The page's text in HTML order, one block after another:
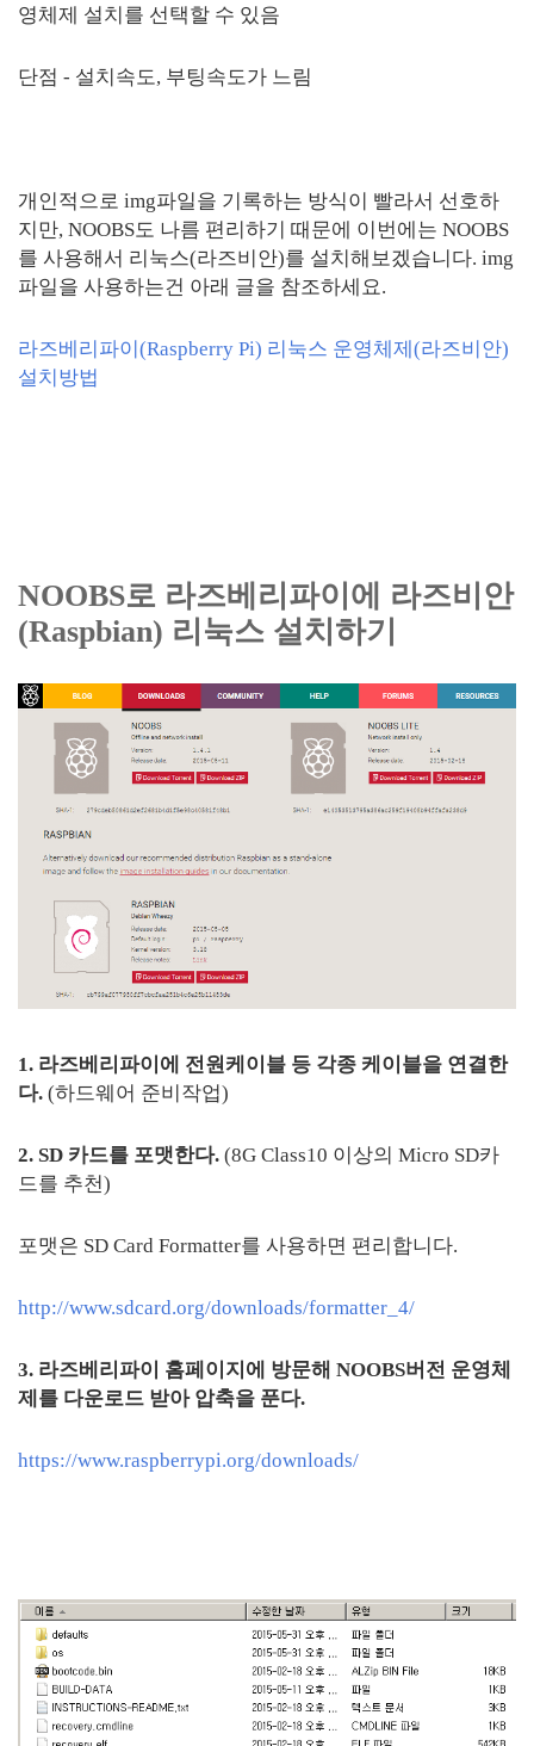
영체제 설치를 선택할 수 있음
단점 - 설치속도, 부팅속도가 느림
개인적으로 img파일을 기록하는 방식이 빨라서 선호하
지만, NOOBS도 나름 편리하기 때문에 이번에는 NOOBS
를 사용해서 리눅스(라즈비안)를 설치해보겠습니다. img
파일을 사용하는건 아래 글을 참조하세요.
라즈베리파이(Raspberry Pi) 리눅스 운영체제(라즈비안)
설치방법
NOOBS로 라즈베리파이에 라즈비안
(Raspbian) 리눅스 설치하기
1. 라즈베리파이에 전원케이블 등 각종 케이블을 연결한
다. (하드웨어 준비작업)
2. SD 카드를 포맷한다. (8G Class10 이상의 Micro SD카
드를 추천)
포맷은 SD Card Formatter를 사용하면 편리합니다.
http://www.sdcard.org/downloads/formatter_4/
3. 라즈베리파이 홈페이지에 방문해 NOOBS버전 운영체
제를 다운로드 받아 압축을 푼다.
https://www.raspberrypi.org/downloads/